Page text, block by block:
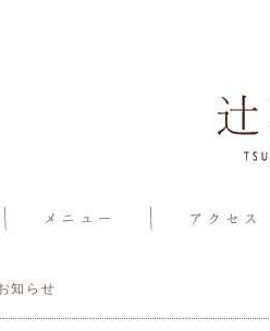
知らせ